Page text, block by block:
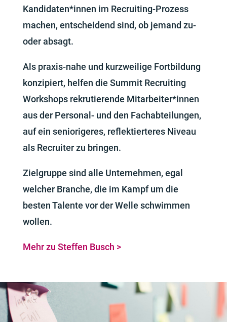
Kandidaten*innen im Recruiting-Prozess
machen, entscheidend sind, ob jemand zu-
oder absagt.
Als praxis-nahe und kurzweilige Fortbildung
konzipiert, helfen die Summit Recruiting
Workshops rekrutierende Mitarbeiter*innen
aus der Personal- und den Fachabteilungen,
auf ein seniorigeres, reflektierteres Niveau
als Recruiter zu bringen.
Zielgruppe sind alle Unternehmen, egal
welcher Branche, die im Kampf um die
besten Talente vor der Welle schwimmen
wollen.
Mehr zu Steffen Busch >